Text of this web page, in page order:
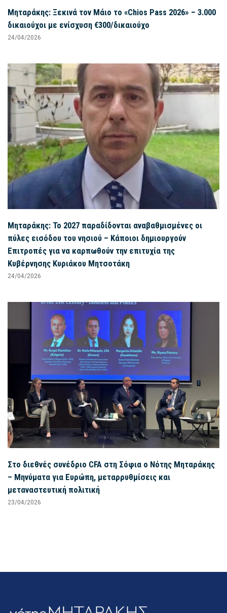
Μηταράκης: Ξεκινά τον Μάιο το «Chios Pass 2026» – 3.000
δικαιούχοι με ενίσχυση €300/δικαιούχο
24/04/2026
Μηταράκης: Το 2027 παραδίδονται αναβαθμισμένες οι
πύλες εισόδου του νησιού – Κάποιοι δημιουργούν
Επιτροπές για να καρπωθούν την επιτυχία της
Κυβέρνησης Κυριάκου Μητσοτάκη
24/04/2026
Στο διεθνές συνέδριο CFA στη Σόφια ο Νότης Μηταράκης
– Μηνύματα για Ευρώπη, μεταρρυθμίσεις και
μεταναστευτική πολιτική
23/04/2026